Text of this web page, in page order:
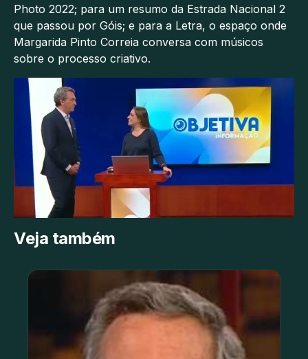
Photo 2022; para um resumo da Estrada Nacional 2
que passou por Góis; e para a Letra, o espaço onde
Margarida Pinto Correia conversa com músicos
sobre o processo criativo.
Veja também